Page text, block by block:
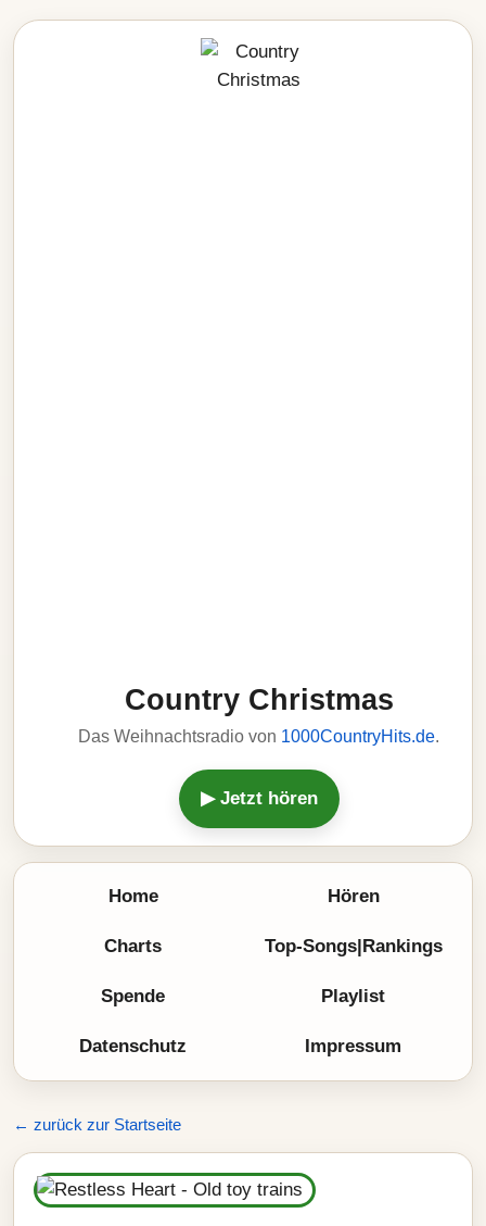
Country Christmas
Das Weihnachtsradio von 1000CountryHits.de.
▶ Jetzt hören
Home Hören
Charts Top-Songs|Rankings
Spende Playlist
Datenschutz Impressum
← zurück zur Startseite